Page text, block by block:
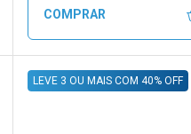
Comprar sem Desconto
Comprar sem Desconto
COMPRAR
AOS FAVORITOS
LEVE 3 OU MAIS COM 40% OFF